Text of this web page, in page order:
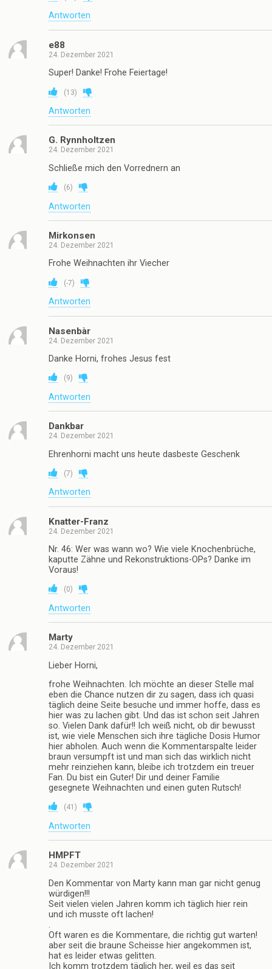
Antworten
e88
24. Dezember 2021
Super! Danke! Frohe Feiertage!
(13)
Antworten
G. Rynnholtzen
24. Dezember 2021
Schließe mich den Vorrednern an
(6)
Antworten
Mirkonsen
24. Dezember 2021
Frohe Weihnachten ihr Viecher
(-7)
Antworten
Nasenbàr
24. Dezember 2021
Danke Horni, frohes Jesus fest
(9)
Antworten
Dankbar
24. Dezember 2021
Ehrenhorni macht uns heute dasbeste Geschenk
(7)
Antworten
Knatter-Franz
24. Dezember 2021
Nr. 46: Wer was wann wo? Wie viele Knochenbrüche,
kaputte Zähne und Rekonstruktions-OPs? Danke im
Voraus!
(0)
Antworten
Marty
24. Dezember 2021
Lieber Horni,
frohe Weihnachten. Ich möchte an dieser Stelle mal
eben die Chance nutzen dir zu sagen, dass ich quasi
täglich deine Seite besuche und immer hoffe, dass es
hier was zu lachen gibt. Und das ist schon seit Jahren
so. Vielen Dank dafür!! Ich weiß nicht, ob dir bewusst
ist, wie viele Menschen sich ihre tägliche Dosis Humor
hier abholen. Auch wenn die Kommentarspalte leider
braun versumpft ist und man sich das wirklich nicht
mehr reinziehen kann, bleibe ich trotzdem ein treuer
Fan. Du bist ein Guter! Dir und deiner Familie
gesegnete Weihnachten und einen guten Rutsch!
(41 )
Antworten
HMPFT
24. Dezember 2021
Den Kommentar von Marty kann man gar nicht genug
würdigen!!!
Seit vielen vielen Jahren komm ich täglich hier rein
und ich musste oft lachen!
.
Oft waren es die Kommentare, die richtig gut warten!
aber seit die braune Scheisse hier angekommen ist,
hat es leider etwas gelitten.
Ich komm trotzdem täglich her, weil es das seit